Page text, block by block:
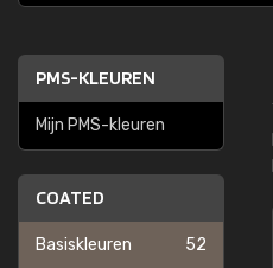
PMS-KLEUREN
Mijn PMS-kleuren
COATED
Basiskleuren 52